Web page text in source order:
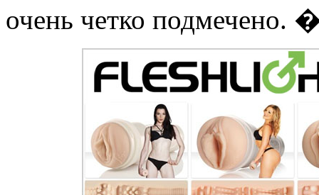
очень четко подмечено.